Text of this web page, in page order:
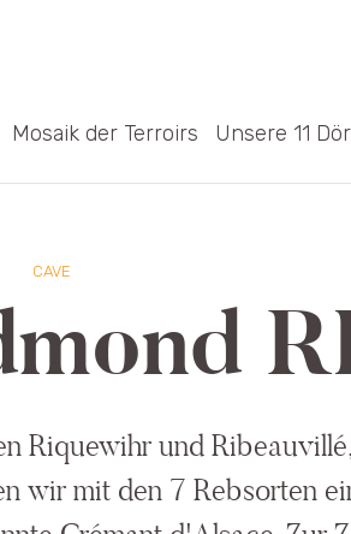
Mosaik der Terroirs Unsere 11
CAVE
Riquewihr und
wir mit den 7 Rebsorten